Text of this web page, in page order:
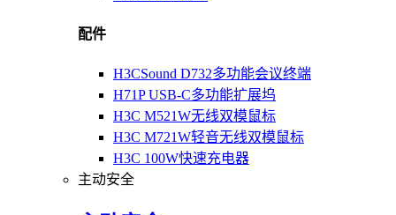
配件
H3CSound D732多功能会议终端
H71P USB-C多功能扩展坞
H3C M521W无线双模鼠标
H3C M721W轻音无线双模鼠标
H3C 100W快速充电器
主动安全